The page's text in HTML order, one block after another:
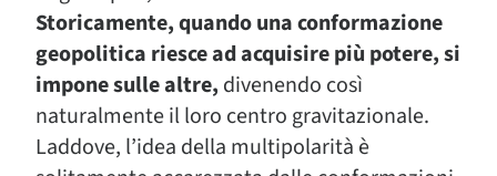
Storicamente, quando una conformazione
geopolitica riesce ad acquisire più potere, si
impone sulle altre, divenendo così
naturalmente il loro centro gravitazionale.
Laddove, l’idea della multipolarità è